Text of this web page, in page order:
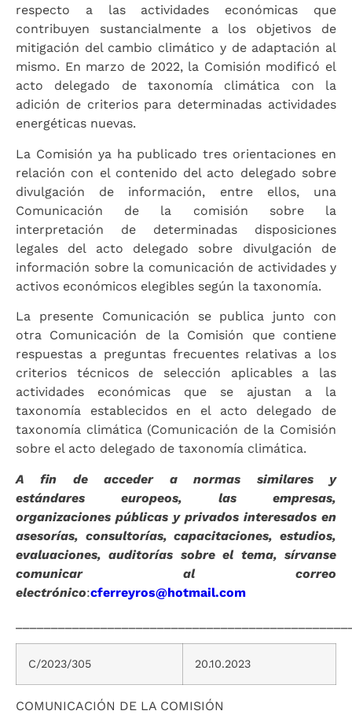
respecto a las actividades económicas que
contribuyen sustancialmente a los objetivos de
mitigación del cambio climático y de adaptación al
mismo. En marzo de 2022, la Comisión modificó el
acto delegado de taxonomía climática con la
adición de criterios para determinadas actividades
energéticas nuevas.
La Comisión ya ha publicado tres orientaciones en
relación con el contenido del acto delegado sobre
divulgación de información, entre ellos, una
Comunicación de la comisión sobre la
interpretación de determinadas disposiciones
legales del acto delegado sobre divulgación de
información sobre la comunicación de actividades y
activos económicos elegibles según la taxonomía.
La presente Comunicación se publica junto con
otra Comunicación de la Comisión que contiene
respuestas a preguntas frecuentes relativas a los
criterios técnicos de selección aplicables a las
actividades económicas que se ajustan a la
taxonomía establecidos en el acto delegado de
taxonomía climática (Comunicación de la Comisión
sobre el acto delegado de taxonomía climática.
A fin de acceder a normas similares y
estándares europeos, las empresas,
organizaciones públicas y privados interesados en
asesorías, consultorías, capacitaciones, estudios,
evaluaciones, auditorías sobre el tema, sírvanse
comunicar al correo
electrónico:cferreyros@hotmail.com
C/2023/305 20.10.2023
COMUNICACIÓN DE LA COMISIÓN